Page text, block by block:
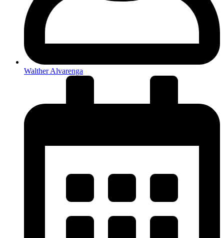
Walther Alvarenga